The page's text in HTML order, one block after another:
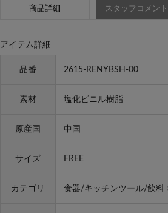
商品詳細 スタッフコメン
アイテム詳細
品番 2615-RENYBSH-00
素材 塩化ビニル樹脂
原産国 中国
サイズ FREE
カテゴリ 食器/キッチンツール/飲料